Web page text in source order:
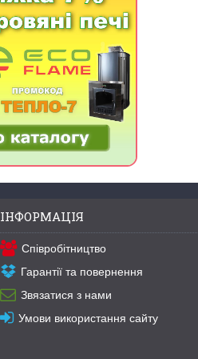
ІНФОРМАЦІЯ
Співробітництво
Гарантії та повернення
Звязатися з нами
Умови використання сайту